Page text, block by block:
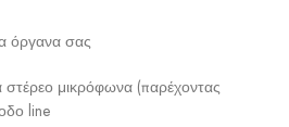
όργανα σας
στέρεο μικρόφωνα (παρέχοντας
line